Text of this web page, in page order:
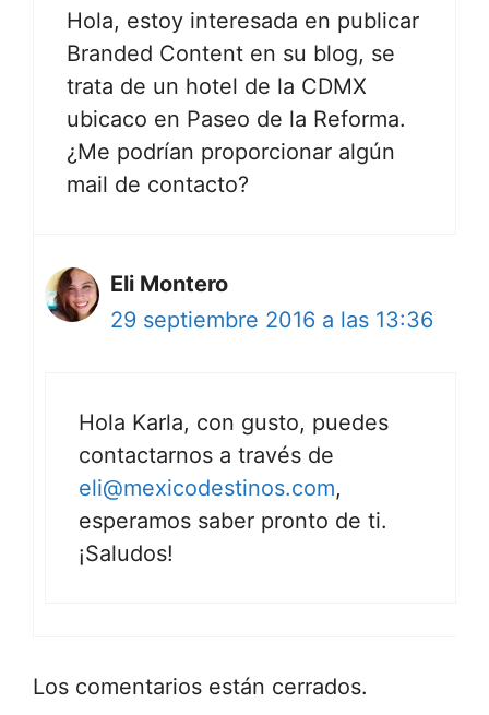
Hola, estoy interesada en publicar
Branded Content en su blog, se
trata de un hotel de la CDMX
ubicaco en Paseo de la Reforma.
¿Me podrían proporcionar algún
mail de contacto?
Eli Montero
29 septiembre 2016 a las 13:36
Hola Karla, con gusto, puedes
contactarnos a través de
eli@mexicodestinos.com,
esperamos saber pronto de ti.
¡Saludos!
Los comentarios están cerrados.